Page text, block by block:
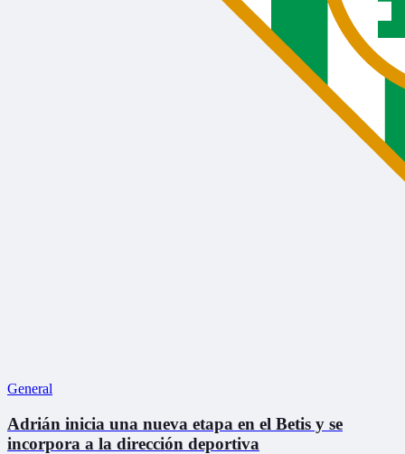
General
Adrián inicia una nueva etapa en el Betis y se
incorpora a la dirección deportiva